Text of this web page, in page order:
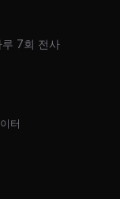
7회 전사
터